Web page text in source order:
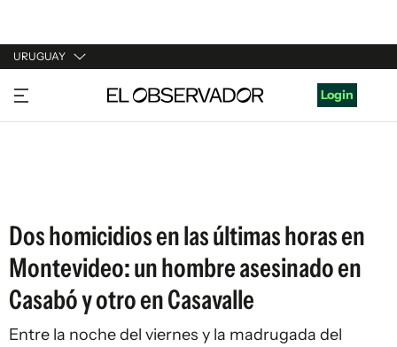
URUGUAY
URUGUAY
ARGENTINA
Login
Dos homicidios en las últimas horas en
Montevideo: un hombre asesinado en
Casabó y otro en Casavalle
Entre la noche del viernes y la madrugada del